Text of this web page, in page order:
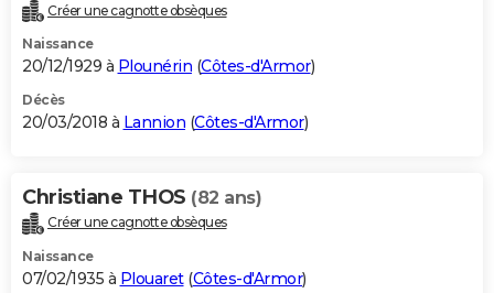
Créer une cagnotte obsèques
Naissance
20/12/1929 à Plounérin (Côtes-d'Armor)
Décès
20/03/2018 à Lannion (Côtes-d'Armor)
Christiane THOS (82 ans)
Créer une cagnotte obsèques
Naissance
07/02/1935 à Plouaret(Côtes-d'Armor)